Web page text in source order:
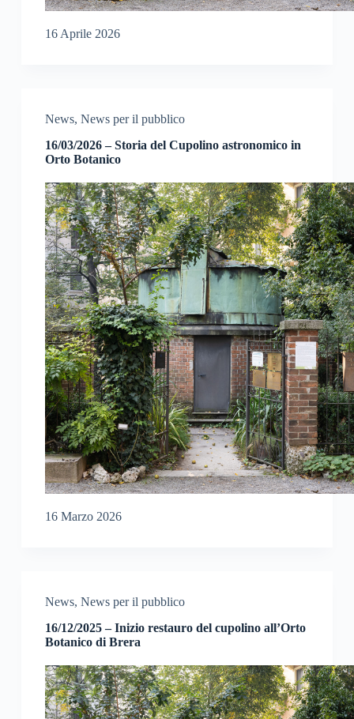
16 Aprile 2026
News, News per il pubblico
16/03/2026 – Storia del Cupolino astronomico in
Orto Botanico
16 Marzo 2026
News, News per il pubblico
16/12/2025 – Inizio restauro del cupolino all’Orto
Botanico di Brera